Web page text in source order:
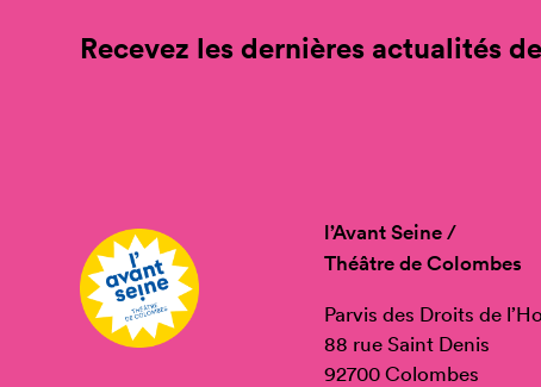
Recevez les dernières actualités
l’Avant Seine /
Théâtre de Colombes
Parvis des Droits de
88 rue Saint Denis
92700 Colombes